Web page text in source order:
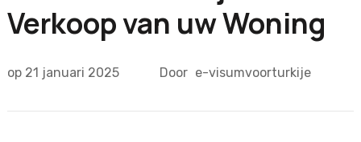
Verkoop van uw Woning
op 21 januari 2025 Door e-visumvoorturkije